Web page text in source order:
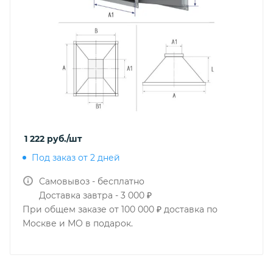
1 222 руб./шт
Под заказ от 2 дней
Самовывоз - бесплатно
Доставка завтра - 3 000 ₽
При общем заказе от 100 000 ₽ доставка по
Москве и МО в подарок.